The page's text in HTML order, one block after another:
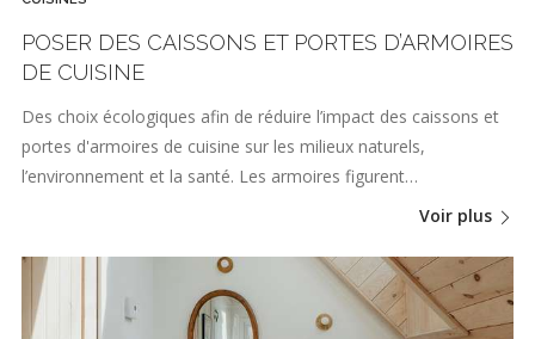
POSER DES CAISSONS ET PORTES D’ARMOIRES
DE CUISINE
Des choix écologiques afin de réduire l’impact des caissons et
portes d'armoires de cuisine sur les milieux naturels,
l’environnement et la santé. Les armoires figurent…
Voir plus